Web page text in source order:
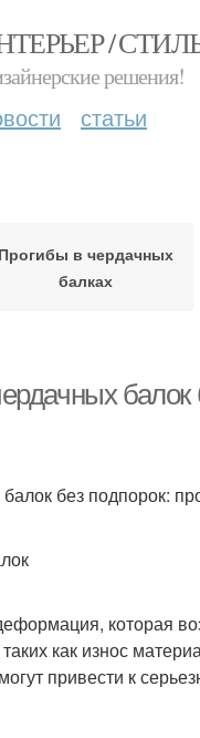
/
решения!
статьи
Прогибы в чердачных
балках
без подпорок:
которая
как износ
привести к